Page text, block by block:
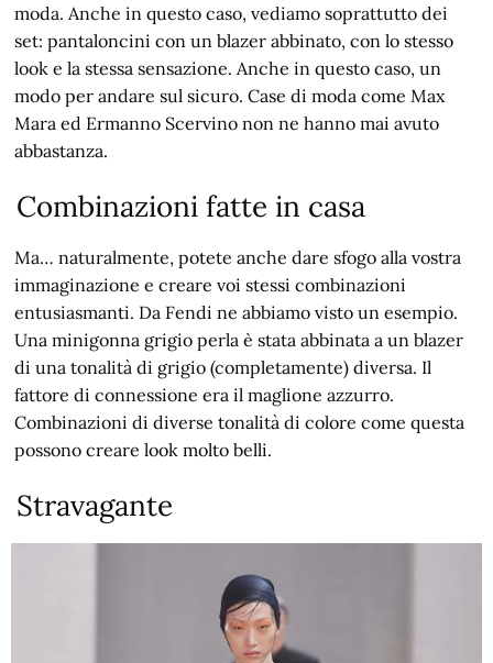
moda. Anche in questo caso, vediamo soprattutto dei
set: pantaloncini con un blazer abbinato, con lo stesso
look e la stessa sensazione. Anche in questo caso, un
modo per andare sul sicuro. Case di moda come Max
Mara ed Ermanno Scervino non ne hanno mai avuto
abbastanza.
Combinazioni fatte in casa
Ma… naturalmente, potete anche dare sfogo alla vostra
immaginazione e creare voi stessi combinazioni
entusiasmanti. Da Fendi ne abbiamo visto un esempio.
Una minigonna grigio perla è stata abbinata a un blazer
di una tonalità di grigio (completamente) diversa. Il
fattore di connessione era il maglione azzurro.
Combinazioni di diverse tonalità di colore come questa
possono creare look molto belli.
Stravagante